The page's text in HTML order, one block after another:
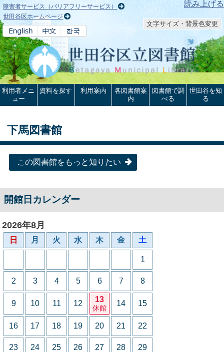
本文へ 読み上げる
障害者サービス（バリアフリーサービス）
世田谷区ホームページ
文字サイズ・背景色変更
利用者メニ
ュー
資料を探す 利用案内
各図書館案
内
図書館で調
べる
世田谷を知
る
下馬図書館
この図書館をもっと知りたい
開館日カレンダー
2026年8月
日 月 火 水 木 金 土
1
2 3 4 5 6 7 8
9 10 11 12 13
休館
14 15
16 17 18 19 20 21 22
23 24 25 26 27 28 29